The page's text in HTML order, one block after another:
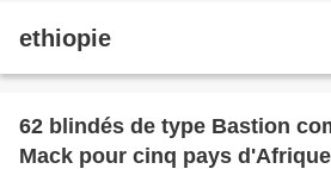
ethiopie
62 blindés de type Bastion
Mack pour cinq pays d'Afrique